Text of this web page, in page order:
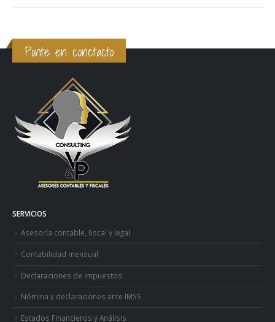
Ponte en conctacto
SERVICIOS
Asesoría contable, fiscal y legal
Contabilidad mensual
Declaraciones de impuestos
Nómina y declaraciones ante IMSS.
Estados Financieros y Análisis